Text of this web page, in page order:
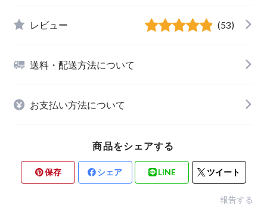
レビュー (53)
送料・配送方法について
お支払い方法について
商品をシェアする
保存 シェア LINE ツイート
報告する